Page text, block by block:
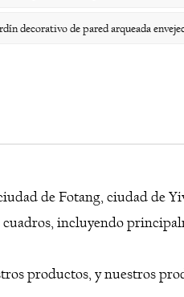
decorativo de pared arqueada
de Fotang, ciudad de
cuadros, incluyendo
productos, y nuestros